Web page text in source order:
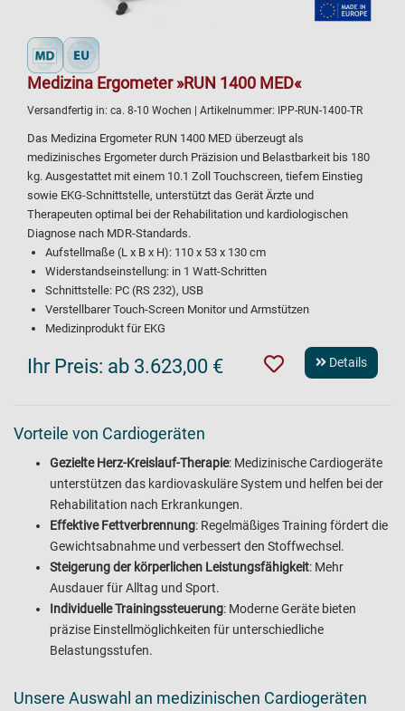
Medizina Ergometer »RUN 1400 MED«
Versandfertig in: ca. 8-10 Wochen | Artikelnummer: IPP-RUN-1400-TR
Das Medizina Ergometer RUN 1400 MED überzeugt als
medizinisches Ergometer durch Präzision und Belastbarkeit bis 180
kg. Ausgestattet mit einem 10.1 Zoll Touchscreen, tiefem Einstieg
sowie EKG-Schnittstelle, unterstützt das Gerät Ärzte und
Therapeuten optimal bei der Rehabilitation und kardiologischen
Diagnose nach MDR-Standards.
Aufstellmaße (L x B x H): 110 x 53 x 130 cm
Widerstandseinstellung: in 1 Watt-Schritten
Schnittstelle: PC (RS 232), USB
Verstellbarer Touch-Screen Monitor und Armstützen
Medizinprodukt für EKG
Ihr Preis: ab 3.623,00 € Details
Vorteile von Cardiogeräten
Gezielte Herz-Kreislauf-Therapie: Medizinische Cardiogeräte
unterstützen das kardiovaskuläre System und helfen bei der
Rehabilitation nach Erkrankungen.
Effektive Fettverbrennung: Regelmäßiges Training fördert die
Gewichtsabnahme und verbessert den Stoffwechsel.
Steigerung der körperlichen Leistungsfähigkeit: Mehr
Ausdauer für Alltag und Sport.
Individuelle Trainingssteuerung: Moderne Geräte bieten
präzise Einstellmöglichkeiten für unterschiedliche
Belastungsstufen.
Unsere Auswahl an medizinischen Cardiogeräten